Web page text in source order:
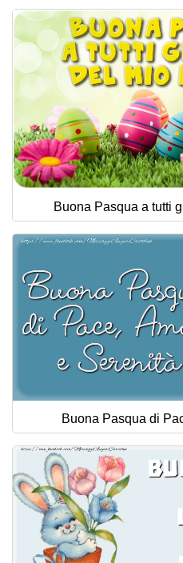
Buona Pasqua a tutti
Buona Pasqua di